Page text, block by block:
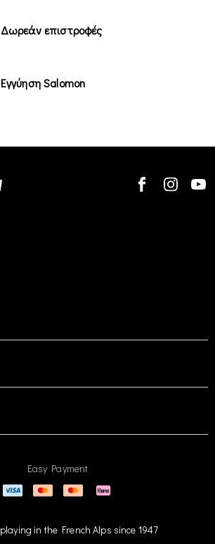
Δωρεάν επιστροφές
Εγγύηση Salomon
Easy Payment
playing in the French Alps since 1947